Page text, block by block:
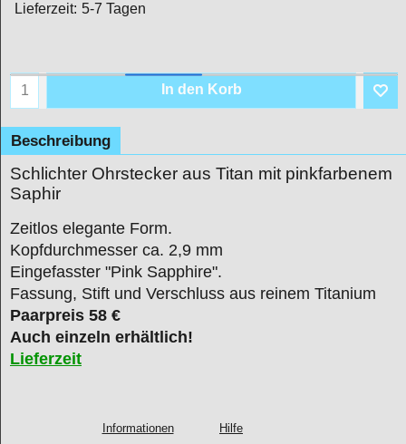
Lieferzeit: 5-7 Tagen
In den Korb
Beschreibung
Schlichter Ohrstecker aus Titan mit pinkfarbenem
Saphir
Zeitlos elegante Form.
Kopfdurchmesser ca. 2,9 mm
Eingefasster "Pink Sapphire".
Fassung, Stift und Verschluss aus reinem Titanium
Paarpreis 58 €
Auch einzeln erhältlich!
Lieferzeit
Informationen Hilfe